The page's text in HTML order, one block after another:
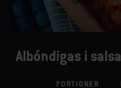
Albóndigas i salsa
PORTIONER